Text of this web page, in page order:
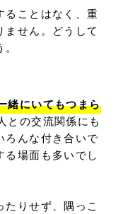
ることはなく、重
せん。どうして
緒にいてもつまら
との交流関係にも
ろんな付き合いで
場面も多いでし
りせず、隅っこ